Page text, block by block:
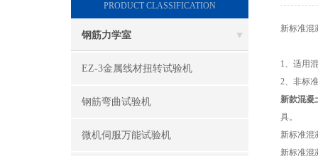
PRODUCT CLASSIFICATION
钢筋力学室
EZ-3金属线材扭转试验机
钢筋弯曲试验机
微机伺服万能试验机
新标准混
1、适用
2、非标
新款混凝
具。
新标准混
新标准混